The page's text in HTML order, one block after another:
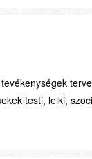
testi, lelki,